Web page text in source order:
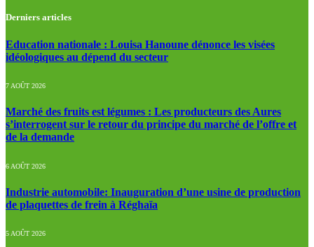
Derniers articles
Education nationale : Louisa Hanoune dénonce les visées
idéologiques au dépend du secteur
7 AOÛT 2026
Marché des fruits est légumes : Les producteurs des Aures
s’interrogent sur le retour du principe du marché de l’offre et
de la demande
6 AOÛT 2026
Industrie automobile: Inauguration d’une usine de production
de plaquettes de frein à Réghaïa
5 AOÛT 2026